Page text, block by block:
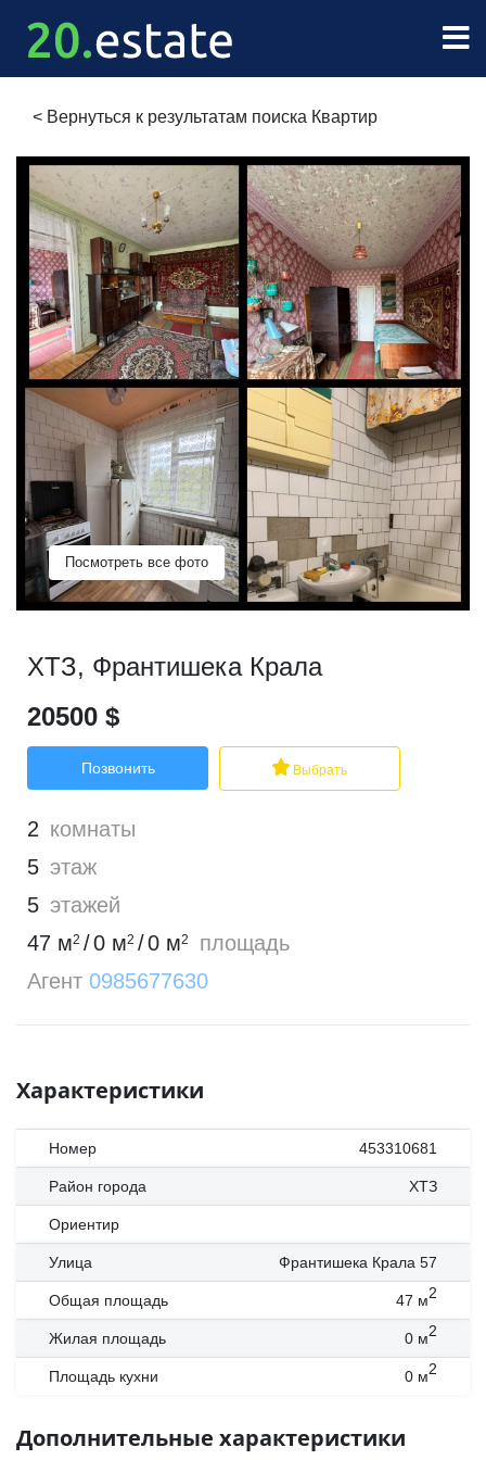
< Вернуться к результатам поиска Квартир
Посмотреть все фото
ХТЗ, Франтишека Крала
20500 $
Позвонить Выбрать
2 комнаты
5 этаж
5 этажей
47 м2 /0 м2 /0 м2
площадь
Агент 0985677630
Характеристики
Номер 453310681
Район города ХТЗ
Ориентир
Улица Франтишека Крала 57
Общая площадь 47 м2
Жилая площадь 0 м2
Площадь кухни 0 м2
Дополнительные характеристики